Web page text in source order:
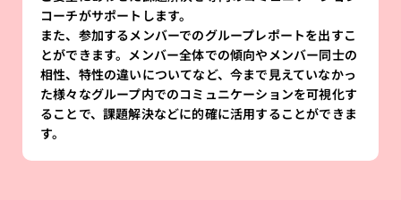
コーチがサポートします。
また、参加するメンバーでのグループレポートを出すこ
とができます。メンバー全体での傾向やメンバー同士の
相性、特性の違いについてなど、今まで見えていなかっ
た様々なグループ内でのコミュニケーションを可視化す
ることで、課題解決などに的確に活用することができま
す。